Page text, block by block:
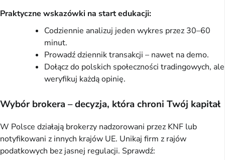
Praktyczne wskazówki na start edukacji:
Codziennie analizuj jeden wykres przez 30–60
minut.
Prowadź dziennik transakcji – nawet na demo.
Dołącz do polskich społeczności tradingowych, ale
weryfikuj każdą opinię.
Wybór brokera – decyzja, która chroni Twój kapitał
W Polsce działają brokerzy nadzorowani przez KNF lub
notyfikowani z innych krajów UE. Unikaj firm z rajów
podatkowych bez jasnej regulacji. Sprawdź: